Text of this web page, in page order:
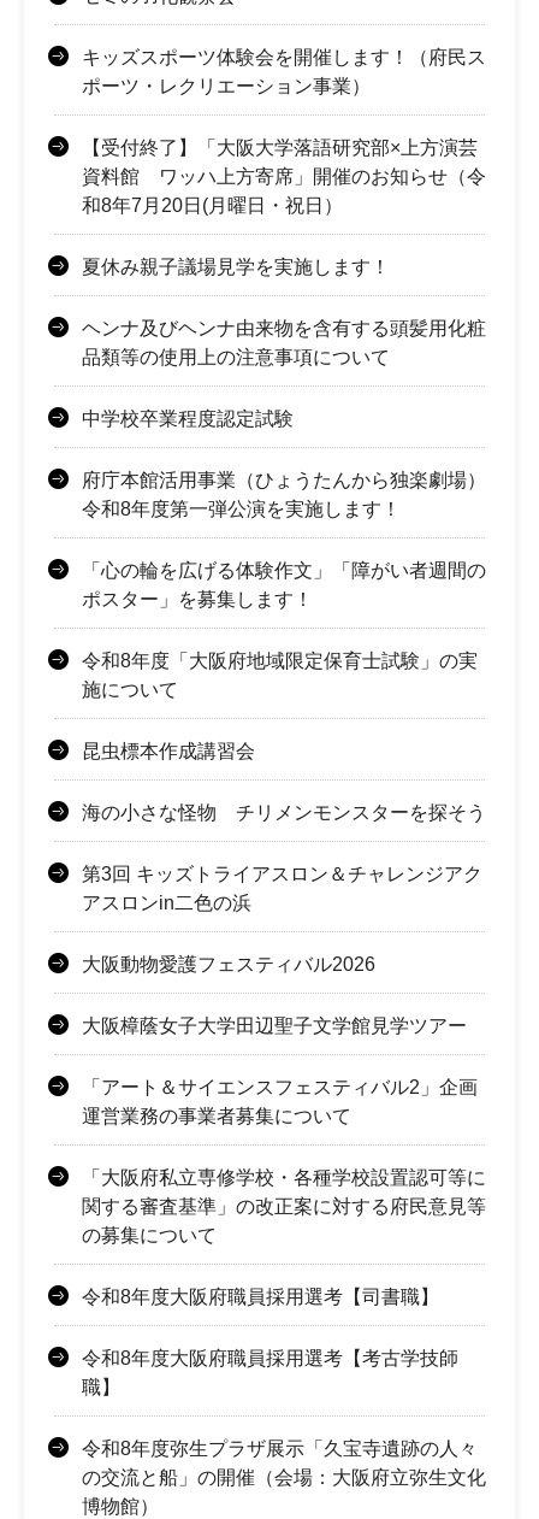
キッズスポーツ体験会を開催します！（府民ス
ポーツ・レクリエーション事業）
【受付終了】「大阪大学落語研究部×上方演芸
資料館 ワッハ上方寄席」開催のお知らせ（令
和8年7月20日(月曜日・祝日）
夏休み親子議場見学を実施します！
ヘンナ及びヘンナ由来物を含有する頭髪用化粧
品類等の使用上の注意事項について
中学校卒業程度認定試験
府庁本館活用事業（ひょうたんから独楽劇場）
令和8年度第一弾公演を実施します！
「心の輪を広げる体験作文」「障がい者週間の
ポスター」を募集します！
令和8年度「大阪府地域限定保育士試験」の実
施について
昆虫標本作成講習会
海の小さな怪物 チリメンモンスターを探そう
第3回 キッズトライアスロン＆チャレンジアク
アスロンin二色の浜
大阪動物愛護フェスティバル2026
大阪樟蔭女子大学田辺聖子文学館見学ツアー
「アート＆サイエンスフェスティバル2」企画
運営業務の事業者募集について
「大阪府私立専修学校・各種学校設置認可等に
関する審査基準」の改正案に対する府民意見等
の募集について
令和8年度大阪府職員採用選考【司書職】
令和8年度大阪府職員採用選考【考古学技師
職】
令和8年度弥生プラザ展示「久宝寺遺跡の人々
の交流と船」の開催（会場：大阪府立弥生文化
博物館）